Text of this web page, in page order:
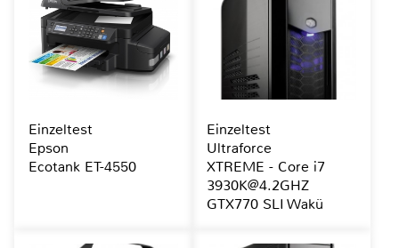
Einzeltest
Epson
Ecotank ET-4550
Einzeltest
Ultraforce
XTREME - Core i7
3930K@4.2GHZ
GTX770 SLI Wakü